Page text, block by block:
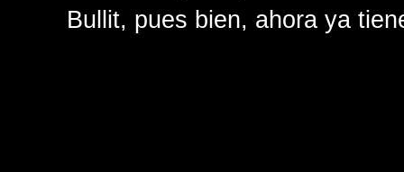
Bullit, pues bien, ahora ya